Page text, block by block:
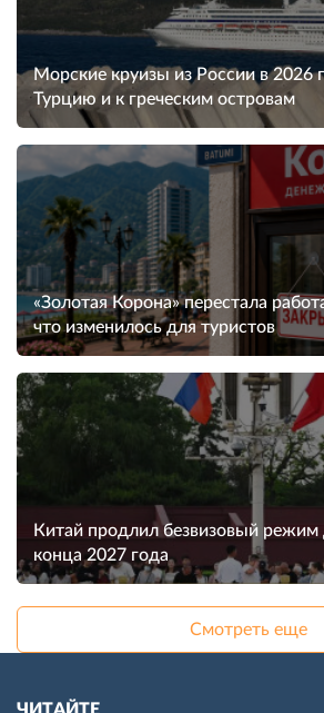
Морские круизы из России в 2026
Турцию и к греческим островам
«Золотая Корона» перестала
что изменилось для туристов
Китай продлил безвизовый режим
конца 2027 года
Смотреть еще